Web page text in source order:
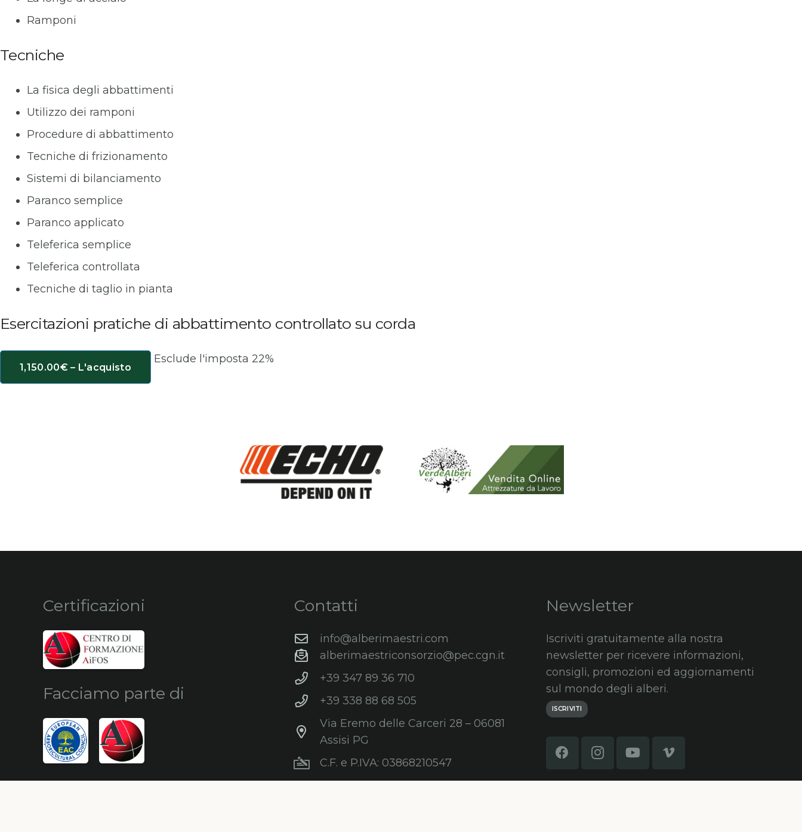
Ramponi
Tecniche
La fisica degli abbattimenti
Utilizzo dei ramponi
Procedure di abbattimento
Tecniche di frizionamento
Sistemi di bilanciamento
Paranco semplice
Paranco applicato
Teleferica semplice
Teleferica controllata
Tecniche di taglio in pianta
Esercitazioni pratiche di abbattimento controllato su corda
1,150.00€ – L'acquisto
Esclude l'imposta 22%
Certificazioni
Facciamo parte di
Contatti
info@alberimaestri.com
alberimaestriconsorzio@pec.cgn.it
+39 347 89 36 710
+39 338 88 68 505
Via Eremo delle Carceri 28 – 06081
Assisi PG
C.F. e P.IVA: 03868210547
Newsletter
Iscriviti gratuitamente alla nostra
newsletter per ricevere informazioni,
consigli, promozioni ed aggiornamenti
sul mondo degli alberi.
ISCRIVITI